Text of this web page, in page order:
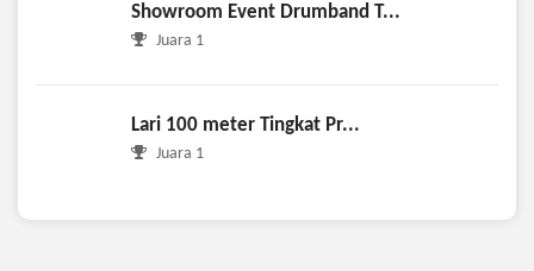
Showroom Event Drumband T...
Lari 100 meter Tingkat Pr...